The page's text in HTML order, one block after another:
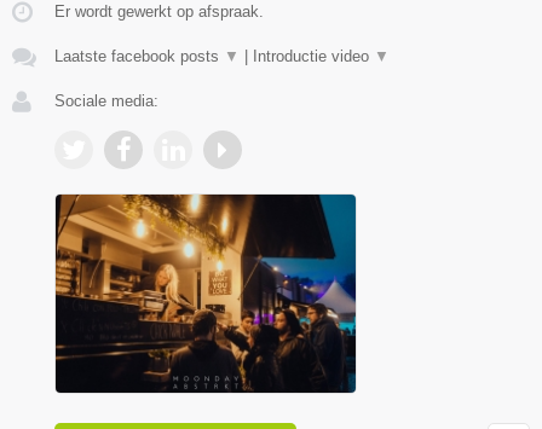
Er wordt gewerkt op afspraak.
Laatste facebook posts ▼ Introductie video ▼
Sociale media: